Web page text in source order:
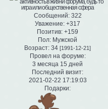
Сообщений:322
Уважение: +317
Позитив: +159
Пол: Мужской
Возраст: 34 [1991-12-21]
Провел на форуме:
3 месяца 15 дней
Последний визит:
2021-02-22 17:19:03
Подарки: